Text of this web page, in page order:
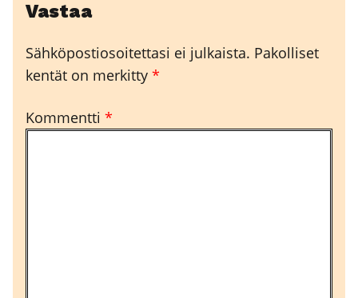
Vastaa
Sähköpostiosoitettasi ei julkaista. Pakolliset
kentät on merkitty *
Kommentti *